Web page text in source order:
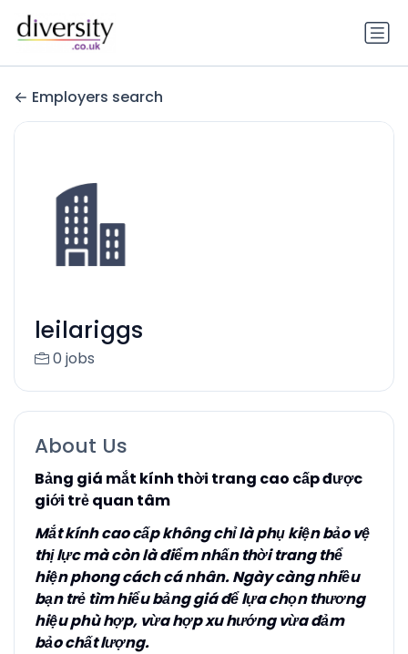
Employers search
leilariggs
0 jobs
About Us
Bảng giá mắt kính thời trang cao cấp được
giới trẻ quan tâm
Mắt kính cao cấp không chỉ là phụ kiện bảo vệ
thị lực mà còn là điểm nhấn thời trang thể
hiện phong cách cá nhân. Ngày càng nhiều
bạn trẻ tìm hiểu bảng giá để lựa chọn thương
hiệu phù hợp, vừa hợp xu hướng vừa đảm
bảo chất lượng.